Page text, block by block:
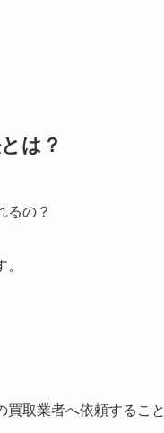
は？
るの？
買取業者へ依頼すること